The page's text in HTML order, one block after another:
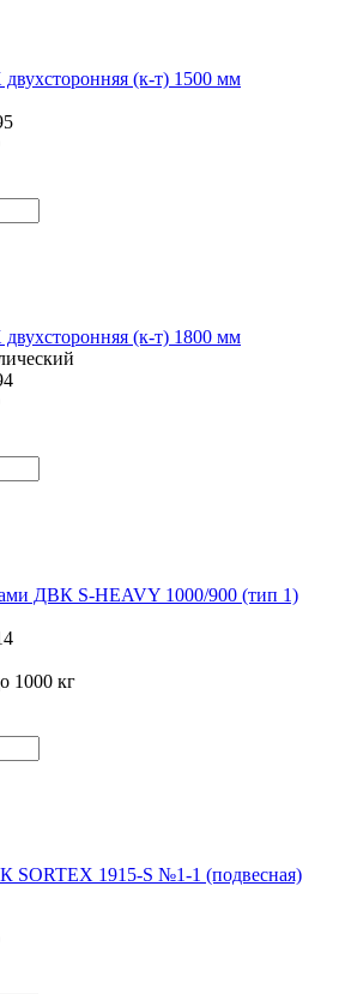
(к-т) 1500 мм
(к-т) 1800 мм
ДВК S-HEAVY 1000/900 (тип 1)
1000 кг
SORTEX 1915-S №1-1 (подвесная)